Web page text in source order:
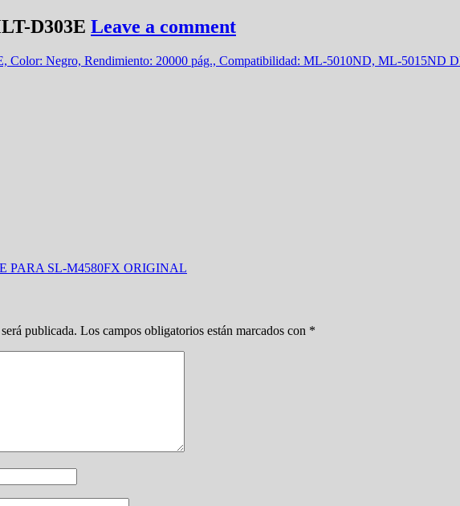
D303E Leave a comment
PARA SL-M4580FX ORIGINAL
publicada. Los campos obligatorios están marcados con *